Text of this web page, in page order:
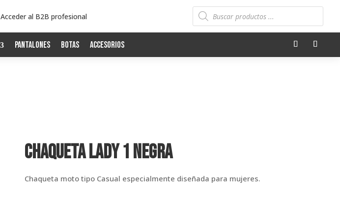
Acceder al B2B profesional
Búsqueda
de
productos
Pantalones Botas Accesorios
Chaqueta Lady 1 Negra
Chaqueta moto tipo Casual especialmente diseñada para mujeres.